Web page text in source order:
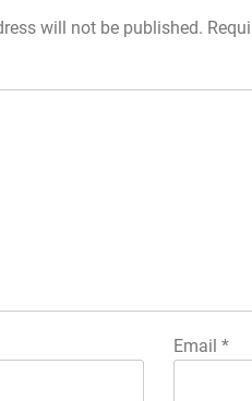
will not be published.
Email *